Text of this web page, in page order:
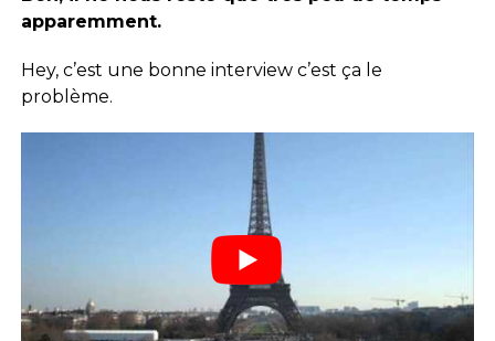
apparemment.
Hey, c’est une bonne interview c’est ça le
problème.